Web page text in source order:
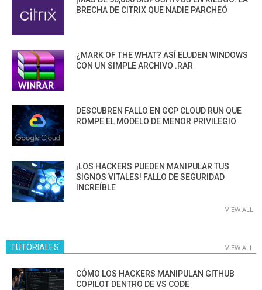
BRECHA DE CITRIX QUE NADIE PARCHEÓ
¿MARK OF THE WHAT? ASÍ ELUDEN WINDOWS
CON UN SIMPLE ARCHIVO .RAR
DESCUBREN FALLO EN GCP CLOUD RUN QUE
ROMPE EL MODELO DE MENOR PRIVILEGIO
¡LOS HACKERS PUEDEN MANIPULAR TUS
SIGNOS VITALES! FALLO DE SEGURIDAD
INCREÍBLE
VIEW ALL
TUTORIALES VIEW ALL
CÓMO LOS HACKERS MANIPULAN GITHUB
COPILOT DENTRO DE VS CODE